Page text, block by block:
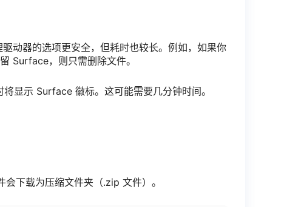
动器的选项更安全，但耗时也较长。例如，如果你
Surface，则只需删除文件。
显示 Surface 徽标。这可能需要几分钟时间。
下载为压缩文件夹（.zip 文件）。